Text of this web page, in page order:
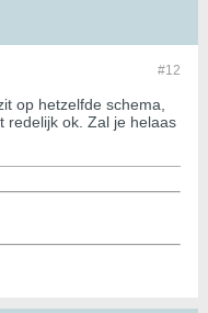
#12
op hetzelfde schema,
redelijk ok. Zal je helaas